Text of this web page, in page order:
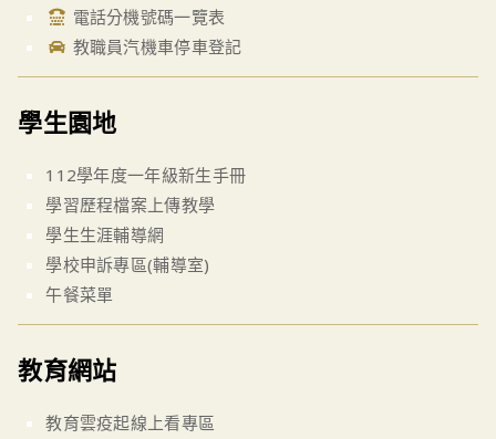
電話分機號碼一覽表
教職員汽機車停車登記
學生園地
112學年度一年級新生手冊
學習歷程檔案上傳教學
學生生涯輔導網
學校申訴專區(輔導室)
午餐菜單
教育網站
教育雲疫起線上看專區